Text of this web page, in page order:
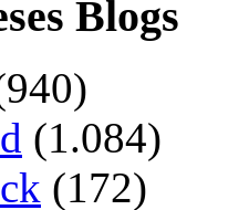
Blogs
(1.084)
(172)